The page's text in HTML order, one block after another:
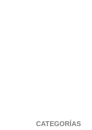
CATEGORÍAS